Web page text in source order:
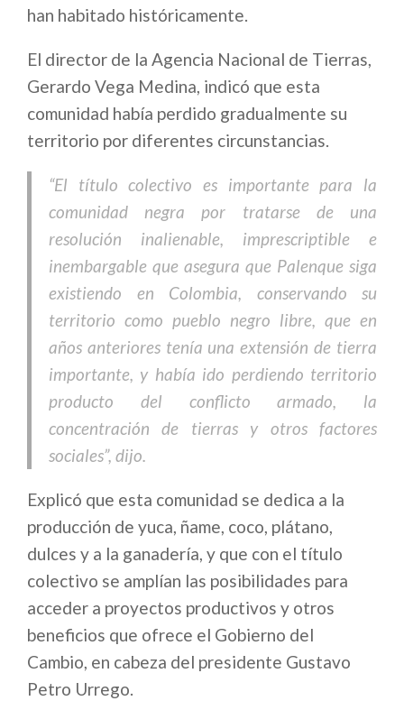
han habitado históricamente.
El director de la Agencia Nacional de Tierras,
Gerardo Vega Medina, indicó que esta
comunidad había perdido gradualmente su
territorio por diferentes circunstancias.
“El título colectivo es importante para la
comunidad negra por tratarse de una
resolución inalienable, imprescriptible e
inembargable que asegura que Palenque siga
existiendo en Colombia, conservando su
territorio como pueblo negro libre, que en
años anteriores tenía una extensión de tierra
importante, y había ido perdiendo territorio
producto del conflicto armado, la
concentración de tierras y otros factores
sociales”, dijo.
Explicó que esta comunidad se dedica a la
producción de yuca, ñame, coco, plátano,
dulces y a la ganadería, y que con el título
colectivo se amplían las posibilidades para
acceder a proyectos productivos y otros
beneficios que ofrece el Gobierno del
Cambio, en cabeza del presidente Gustavo
Petro Urrego.